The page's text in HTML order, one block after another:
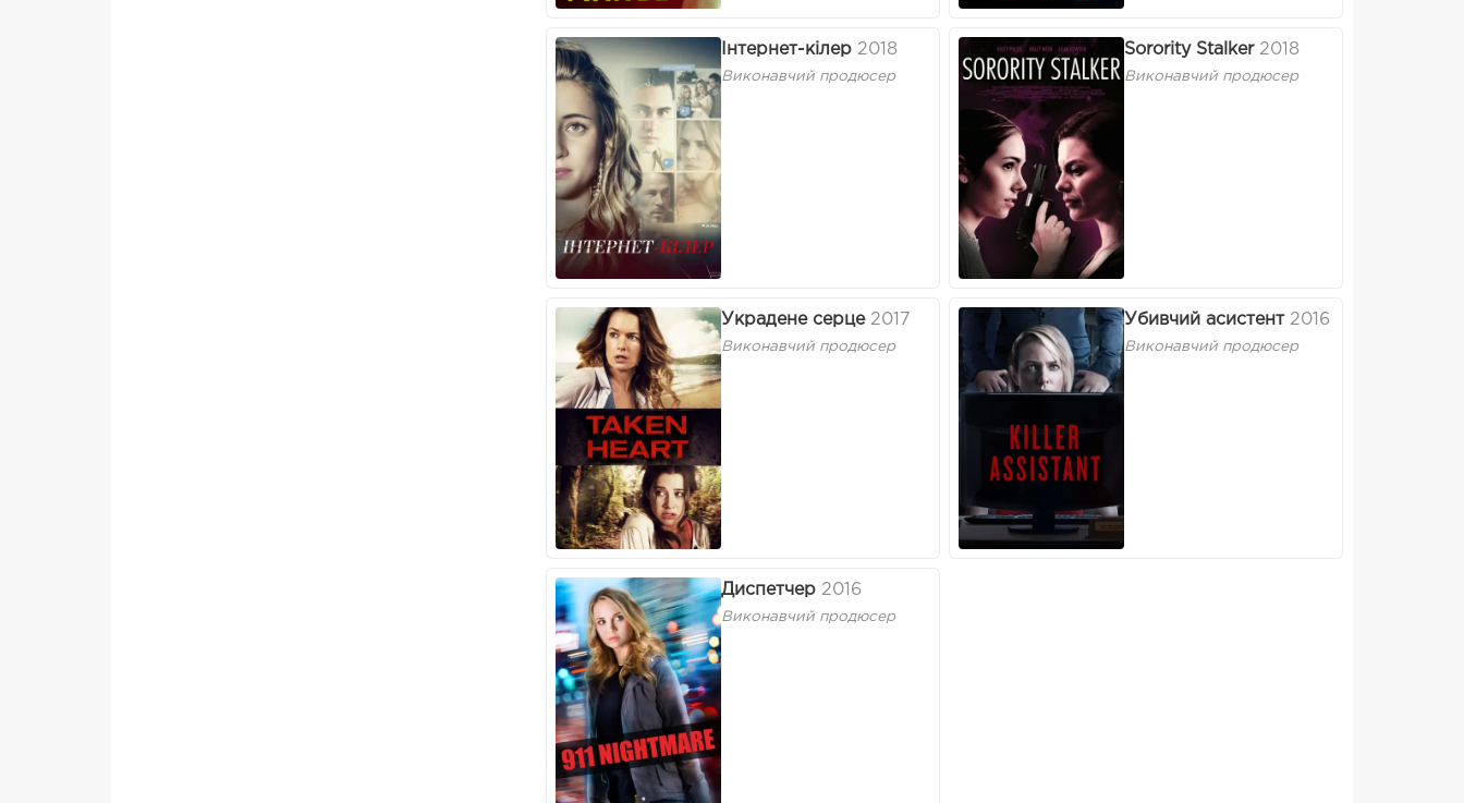
Інтернет-кілер 2018
Виконавчий продюсер
Sorority Stalker 2018
Виконавчий продюсер
Украдене серце 2017
Виконавчий продюсер
Убивчий асистент 2016
Виконавчий продюсер
Диспетчер 2016
Виконавчий продюсер